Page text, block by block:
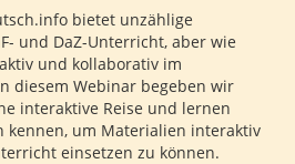
bietet unzählige
und DaZ-Unterricht, aber wie
und kollaborativ im
diesem Webinar begeben wir
interaktive Reise und lernen
kennen, um Materialien interaktiv
einsetzen zu können.